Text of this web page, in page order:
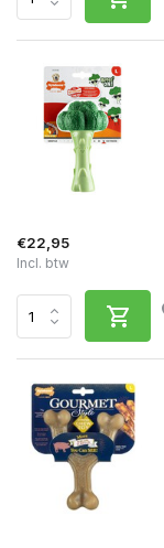
€22,95
Incl. btw